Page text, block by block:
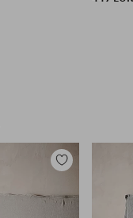
Lisää